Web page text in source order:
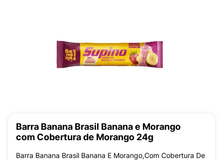
Barra Banana Brasil Banana e Morango
com Cobertura de Morango 24g
Barra Banana Brasil Banana E Morango,Com Cobertura De